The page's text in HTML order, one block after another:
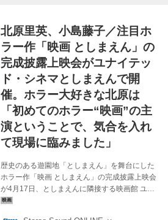
北原里英、小島藤子／注目ホ
ラー作「映画 としまえん」の
完成披露上映会がユナイテッ
ド・シネマとしまえんで開
催。ホラー大好きな北原は
「初めてのホラー“映画”の主
演ということで、気合を入れ
て現場に臨みました」
歴史のある遊園地「としまえん」を舞台にした
ホラー作「映画 としまえん」の完成披露上映会
が4月17日、としまえんに隣接する映画館 ユナ
イテッド・シネマ としまえんで行なわれ、主演